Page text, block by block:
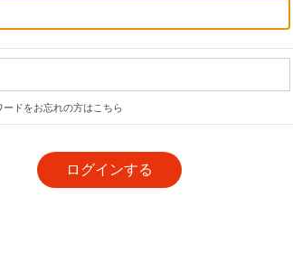
ードをお忘れの方はこちら